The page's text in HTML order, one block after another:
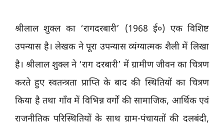
श्रीलाल शुक्ल का ‘रागदरबारी’ (1968 ई०) एक विशिष्ट
उपन्यास है। लेखक ने पूरा उपन्यास व्यंग्यात्मक शैली में लिखा
है। श्रीलाल शुक्ल ने ‘राग दरबारी’ में ग्रामीण जीवन का चित्रण
करते हुए स्वतन्त्रता प्राप्ति के बाद की स्थितियों का चित्रण
किया है तथा गाँव में विभिन्न वर्गों की सामाजिक, आर्थिक एवं
राजनीतिक परिस्थितियों के साथ ग्राम-पंचायतों की दलबंदी,